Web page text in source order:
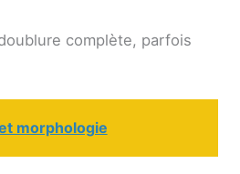
complète, parfois
morphologie